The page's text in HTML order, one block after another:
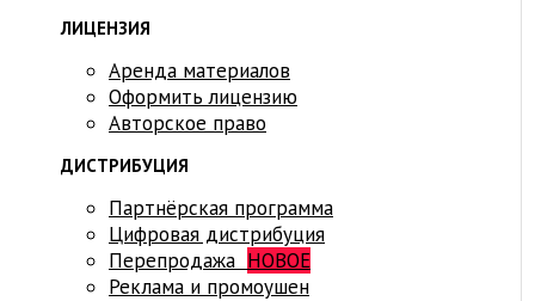
ЛИЦЕНЗИЯ
Аренда материалов
Оформить лицензию
Авторское право
ДИСТРИБУЦИЯ
Партнёрская программа
Цифровая дистрибуция
Перепродажа НОВОЕ
Реклама и промоушен